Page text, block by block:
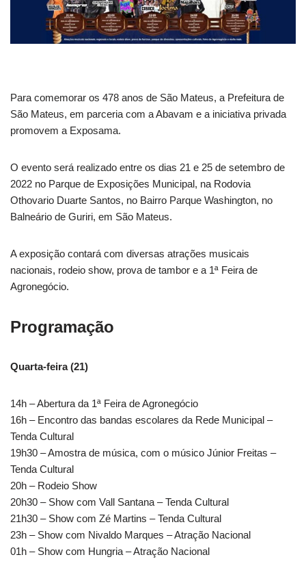
Para comemorar os 478 anos de São Mateus, a Prefeitura de
São Mateus, em parceria com a Abavam e a iniciativa privada
promovem a Exposama.
O evento será realizado entre os dias 21 e 25 de setembro de
2022 no Parque de Exposições Municipal, na Rodovia
Othovario Duarte Santos, no Bairro Parque Washington, no
Balneário de Guriri, em São Mateus.
A exposição contará com diversas atrações musicais
nacionais, rodeio show, prova de tambor e a 1ª Feira de
Agronegócio.
Programação
Quarta-feira (21)
14h – Abertura da 1ª Feira de Agronegócio
16h – Encontro das bandas escolares da Rede Municipal –
Tenda Cultural
19h30 – Amostra de música, com o músico Júnior Freitas –
Tenda Cultural
20h – Rodeio Show
20h30 – Show com Vall Santana – Tenda Cultural
21h30 – Show com Zé Martins – Tenda Cultural
23h – Show com Nivaldo Marques – Atração Nacional
01h – Show com Hungria – Atração Nacional